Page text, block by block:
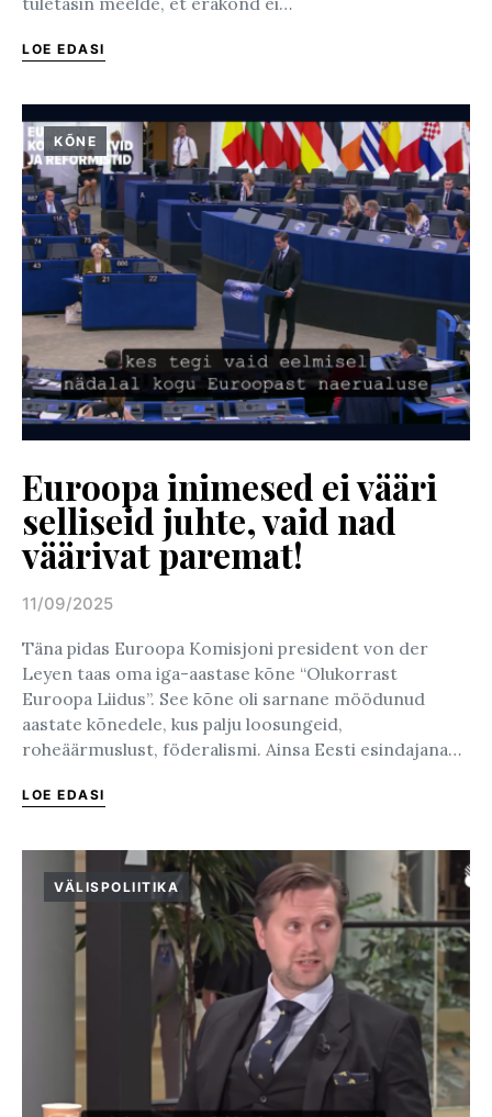
LOE EDASI
KÕNE
Euroopa inimesed ei vääri
selliseid juhte, vaid nad
väärivat paremat!
Posted on
11/09/2025
Täna pidas Euroopa Komisjoni president von der
Leyen taas oma iga-aastase kõne “Olukorrast
Euroopa Liidus”. See kõne oli sarnane möödunud
aastate kõnedele, kus palju loosungeid,
roheäärmuslust, föderalismi. Ainsa Eesti esindajana…
LOE EDASI
VÄLISPOLIITIKA